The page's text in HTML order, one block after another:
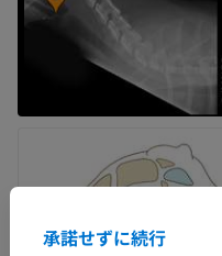
承諾せずに続行